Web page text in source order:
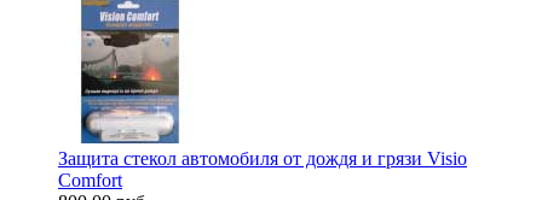
Защита стекол автомобиля от дождя и грязи Visio
Comfort